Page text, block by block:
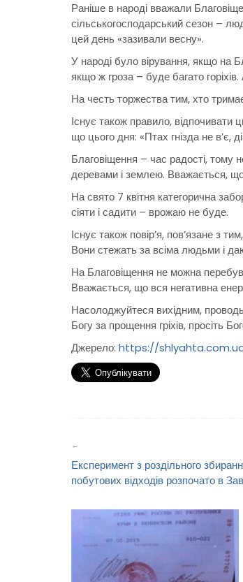
Раніше в народі вважали
сільськогосподарський сезон –
цей день «зазивали весну».
У народі було вірування, якщо на
якщо ж гроза – буде багато
На честь торжества тим, хто
Існує також правило, відпочивати
що цього дня: «Птах гнізда не в’є,
Благовіщення – час радості, тому
деревами і землею. Вважається,
На свято 7 квітня категорична
сіяти і садити – врожаю не буде.
Існує також повір’я, пов’язане з
Вони стежать за всіма людьми і
На Благовіщення не можна
Вважається, що вся негативна
Насолоджуйтеся вихідним,
Богу за прощення гріхів, просіть
Джерело: https://
Експеримент з роздільного
побутових відходів розпочато в